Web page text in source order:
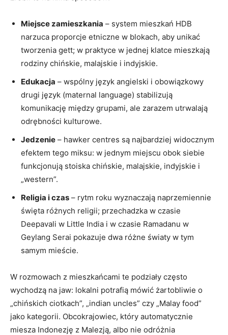
Miejsce zamieszkania – system mieszkań HDB
narzuca proporcje etniczne w blokach, aby unikać
tworzenia gett; w praktyce w jednej klatce mieszkają
rodziny chińskie, malajskie i indyjskie.
Edukacja – wspólny język angielski i obowiązkowy
drugi język (maternal language) stabilizują
komunikację między grupami, ale zarazem utrwalają
odrębności kulturowe.
Jedzenie – hawker centres są najbardziej widocznym
efektem tego miksu: w jednym miejscu obok siebie
funkcjonują stoiska chińskie, malajskie, indyjskie i
„western”.
Religia i czas – rytm roku wyznaczają naprzemiennie
święta różnych religii; przechadzka w czasie
Deepavali w Little India i w czasie Ramadanu w
Geylang Serai pokazuje dwa różne światy w tym
samym mieście.
W rozmowach z mieszkańcami te podziały często
wychodzą na jaw: lokalni potrafią mówić żartobliwie o
„chińskich ciotkach”, „indian uncles” czy „Malay food”
jako kategorii. Obcokrajowiec, który automatycznie
miesza Indonezję z Malezją, albo nie odróżnia